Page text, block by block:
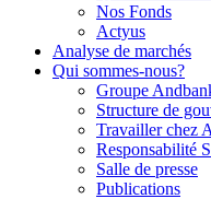
Nos Fonds
Actyus
Analyse de marchés
Qui sommes-nous?
Groupe
Structure de
Travailler chez
Responsabilité
Salle de presse
Publications